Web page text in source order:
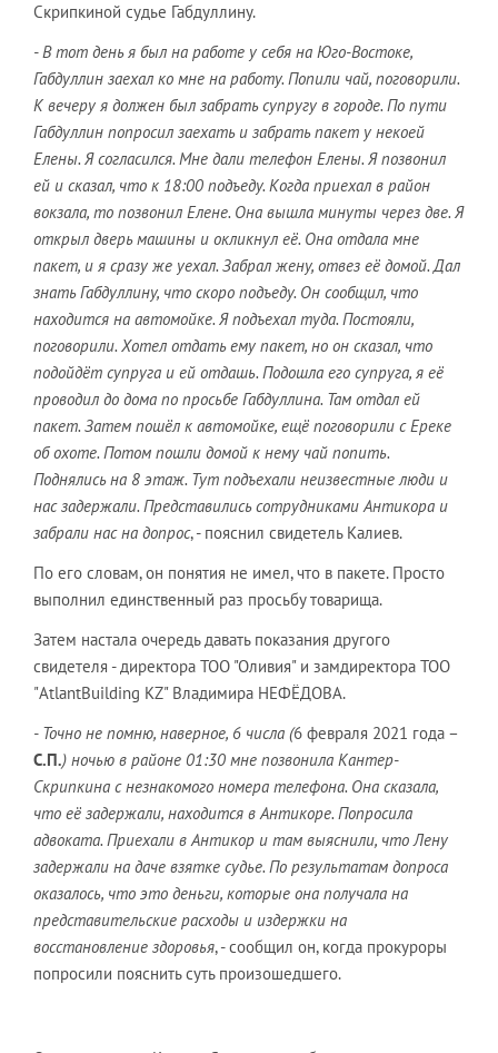
Скрипкиной судье Габдуллину.
- В тот день я был на работе у себя на Юго-Востоке,
Габдуллин заехал ко мне на работу. Попили чай, поговорили.
К вечеру я должен был забрать супругу в городе. По пути
Габдуллин попросил заехать и забрать пакет у некоей
Елены. Я согласился. Мне дали телефон Елены. Я позвонил
ей и сказал, что к 18:00 подъеду. Когда приехал в район
вокзала, то позвонил Елене. Она вышла минуты через две. Я
открыл дверь машины и окликнул её. Она отдала мне
пакет, и я сразу же уехал. Забрал жену, отвез её домой. Дал
знать Габдуллину, что скоро подъеду. Он сообщил, что
находится на автомойке. Я подъехал туда. Постояли,
поговорили. Хотел отдать ему пакет, но он сказал, что
подойдёт супруга и ей отдашь. Подошла его супруга, я её
проводил до дома по просьбе Габдуллина. Там отдал ей
пакет. Затем пошёл к автомойке, ещё поговорили с Ереке
об охоте. Потом пошли домой к нему чай попить.
Поднялись на 8 этаж. Тут подъехали неизвестные люди и
нас задержали. Представились сотрудниками Антикора и
забрали нас на допрос, - пояснил свидетель Калиев.
По его словам, он понятия не имел, что в пакете. Просто
выполнил единственный раз просьбу товарища.
Затем настала очередь давать показания другого
свидетеля - директора ТОО "Оливия" и замдиректора ТОО
"AtlantBuilding KZ" Владимира НЕФЁДОВА.
- Точно не помню, наверное, 6 числа (6 февраля 2021 года –
С.П.) ночью в районе 01:30 мне позвонила Кантер-
Скрипкина с незнакомого номера телефона. Она сказала,
что её задержали, находится в Антикоре. Попросила
адвоката. Приехали в Антикор и там выяснили, что Лену
задержали на даче взятке судье. По результатам допроса
оказалось, что это деньги, которые она получала на
представительские расходы и издержки на
восстановление здоровья, - сообщил он, когда прокуроры
попросили пояснить суть произошедшего.